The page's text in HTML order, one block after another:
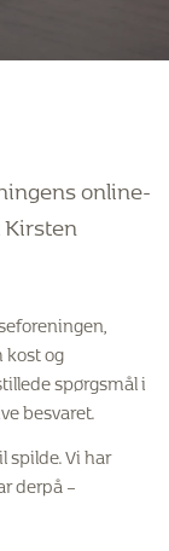
online-
og
spørgsmål i
besvaret.
spilde. Vi har
derpå –